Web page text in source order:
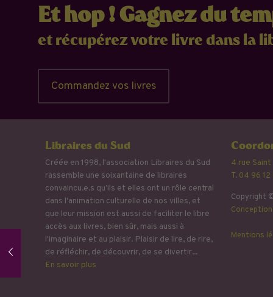
Et hop ! Gagnez du
et récupérez votre livre dans la
Commandez vos livres
Libraires du Sud
Créée en 1998, l'association Libraires du Sud
rassemble une soixantaine de libraires
convaincu.e.s qu’ils et elles ont un rôle central
dans l'animation culturelle de nos villes, et
que leur mission est aussi de faciliter le libre
accès aux livres, bien sûr, mais aussi à
l'imaginaire et au plaisir. Plaisir de lire, de rire,
de réfléchir, de découvrir, de se divertir...
En savoir plus
4 rue
T. 04 96
Copyright
Mentions